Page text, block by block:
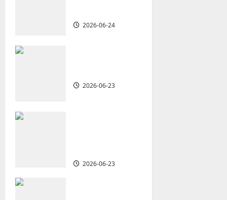
a
o
2026-06-24
2026-06-23
2026-06-23